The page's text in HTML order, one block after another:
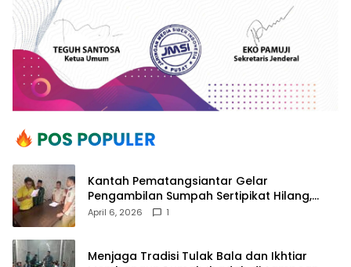
Kantah Pematangsiantar Gelar
Pengambilan Sumpah Sertipikat Hilang,
Perkuat Kepastian Hukum Pertanahan
April 6, 2026 1
Menjaga Tradisi Tulak Bala dan Ikhtiar